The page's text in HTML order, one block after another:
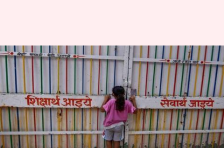
कोरोना वायरस: हरियाणा में 30
नवंबर तक बंद रहेंगे स्कूल, मुंबई में 31
दिसंबर तक रोक
लेखन भारत शर्मा Nov 20, 2020 04:38 pm
क्या है खबर?